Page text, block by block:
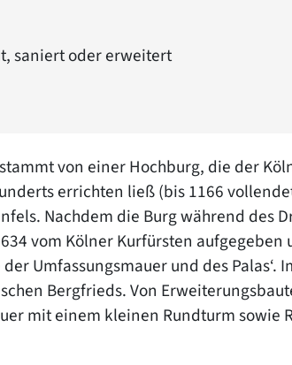
saniert oder erweitert
von einer Hochburg, die der
errichten ließ (bis 1166
Nachdem die Burg während des
vom Kölner Kurfürsten
Umfassungsmauer und des Palas‘.
Bergfrieds. Von
mit einem kleinen Rundturm sowie